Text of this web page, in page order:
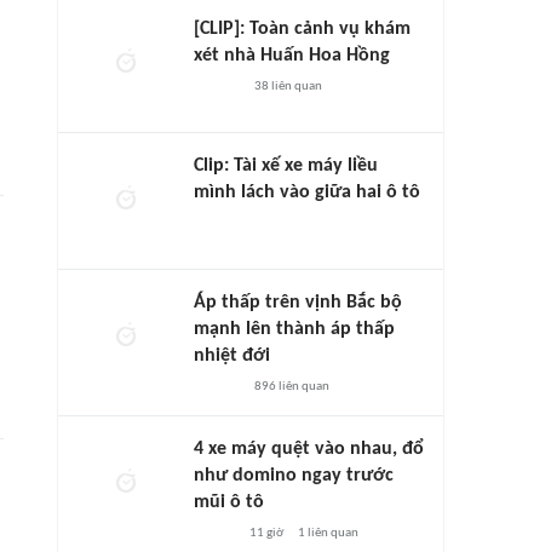
[CLIP]: Toàn cảnh vụ khám
xét nhà Huấn Hoa Hồng
38 liên quan
Clip: Tài xế xe máy liều
mình lách vào giữa hai ô tô
Áp thấp trên vịnh Bắc bộ
mạnh lên thành áp thấp
nhiệt đới
896 liên quan
4 xe máy quệt vào nhau, đổ
như domino ngay trước
mũi ô tô
11 giờ 1 liên quan